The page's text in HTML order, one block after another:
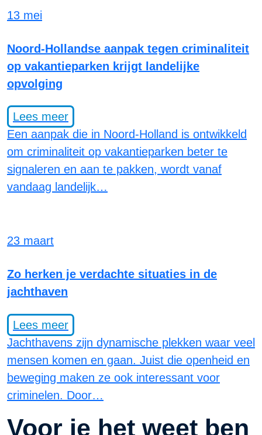
13 mei
Noord-Hollandse aanpak tegen criminaliteit
op vakantieparken krijgt landelijke
opvolging
Lees meer
Een aanpak die in Noord-Holland is ontwikkeld
om criminaliteit op vakantieparken beter te
signaleren en aan te pakken, wordt vanaf
vandaag landelijk…
23 maart
Zo herken je verdachte situaties in de
jachthaven
Lees meer
Jachthavens zijn dynamische plekken waar veel
mensen komen en gaan. Juist die openheid en
beweging maken ze ook interessant voor
criminelen. Door…
Voor je het weet ben